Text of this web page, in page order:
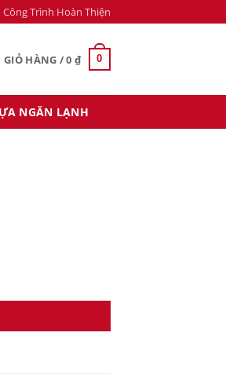
Công Trình Hoàn Thiện
GIỎ HÀNG /0 ₫ 0
NGĂN LẠNH